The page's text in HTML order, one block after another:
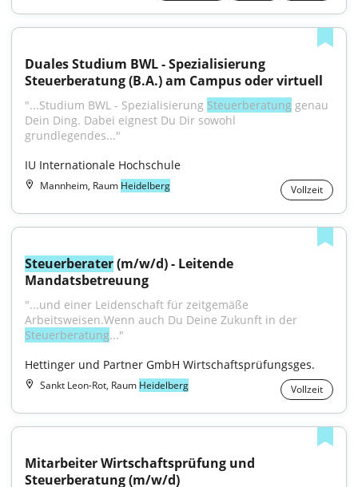
Duales Studium BWL - Spezialisierung
Steuerberatung (B.A.) am Campus oder virtuell
"...Studium BWL - Spezialisierung Steuerberatung genau
Dein Ding. Dabei eignest Du Dir sowohl
grundlegendes..."
IU Internationale Hochschule
Mannheim, Raum Heidelberg Vollzeit
Steuerberater (m/w/d) - Leitende
Mandatsbetreuung
"...und einer Leidenschaft für zeitgemäße
Steuerberatung..."
Hettinger und Partner GmbH Wirtschaftsprüfungsges.
Sankt Leon-Rot, Raum Heidelberg Vollzeit
Mitarbeiter Wirtschaftsprüfung und
Steuerberatung (m/w/d)